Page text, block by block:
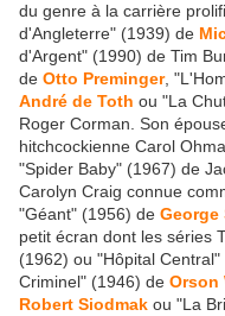
du genre à la carrière
d'Angleterre" (1939) de
d'Argent" (1990) de Tim
de Otto Preminger,
André de Toth ou "La
Roger Corman. Son
hitchcockienne Carol
"Spider Baby" (1967) de
Carolyn Craig connue
"Géant" (1956) de George
petit écran dont les séries
(1962) ou "Hôpital
Criminel" (1946) de Orson
Robert Siodmak ou "La